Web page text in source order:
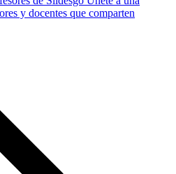
y docentes que comparten